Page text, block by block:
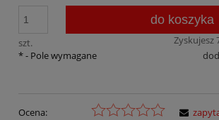
szt.
do koszyka
Zyskujesz
*- Pole wymagane
Ocena: